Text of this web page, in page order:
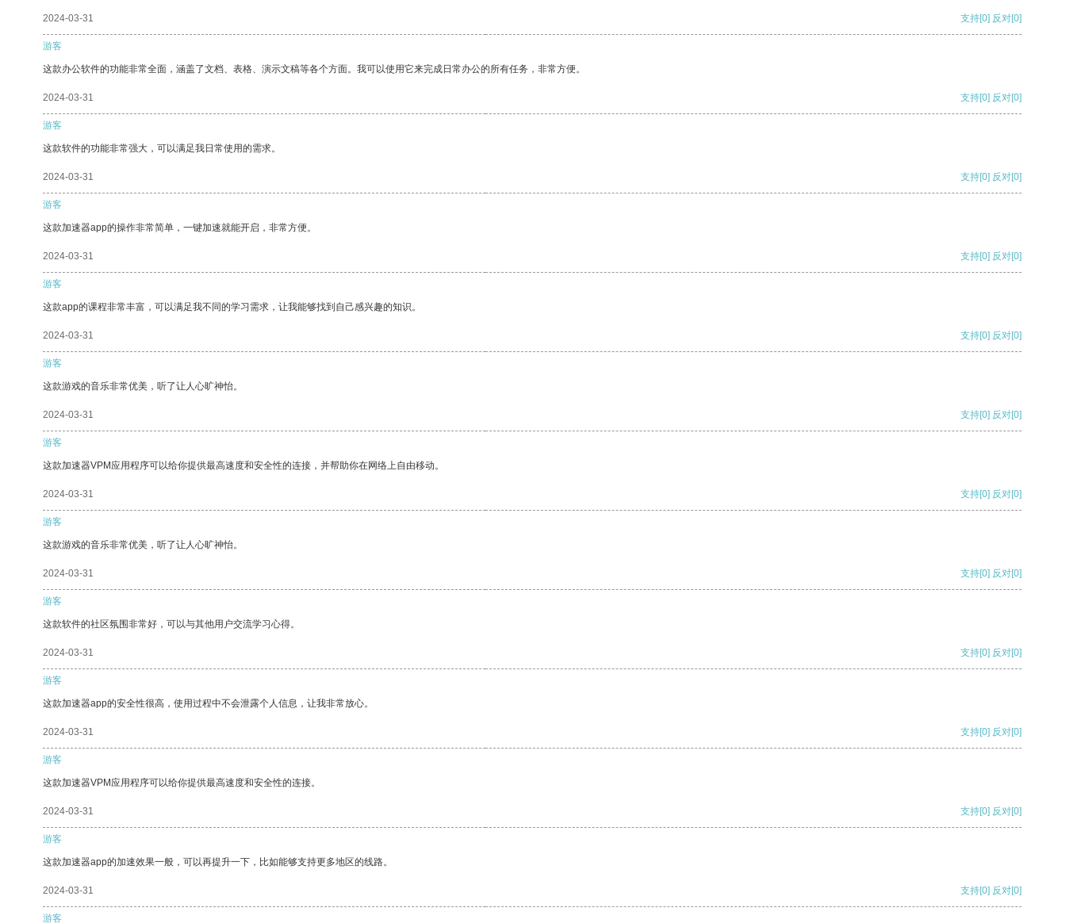
2024-03-31 支持[0] 反对[0]
游客
这款办公软件的功能非常全面，涵盖了文档、表格、演示文稿等各个方面。我可以使用它来完成日常办公的所有任务，非常方便。
2024-03-31 支持[0] 反对[0]
游客
这款软件的功能非常强大，可以满足我日常使用的需求。
2024-03-31 支持[0] 反对[0]
游客
这款加速器app的操作非常简单，一键加速就能开启，非常方便。
2024-03-31 支持[0] 反对[0]
游客
这款app的课程非常丰富，可以满足我不同的学习需求，让我能够找到自己感兴趣的知识。
2024-03-31 支持[0] 反对[0]
游客
这款游戏的音乐非常优美，听了让人心旷神怡。
2024-03-31 支持[0] 反对[0]
游客
这款加速器VPM应用程序可以给你提供最高速度和安全性的连接，并帮助你在网络上自由移动。
2024-03-31 支持[0] 反对[0]
游客
这款游戏的音乐非常优美，听了让人心旷神怡。
2024-03-31 支持[0] 反对[0]
游客
这款软件的社区氛围非常好，可以与其他用户交流学习心得。
2024-03-31 支持[0] 反对[0]
游客
这款加速器app的安全性很高，使用过程中不会泄露个人信息，让我非常放心。
2024-03-31 支持[0] 反对[0]
游客
这款加速器VPM应用程序可以给你提供最高速度和安全性的连接。
2024-03-31 支持[0] 反对[0]
游客
这款加速器app的加速效果一般，可以再提升一下，比如能够支持更多地区的线路。
2024-03-31 支持[0] 反对[0]
游客